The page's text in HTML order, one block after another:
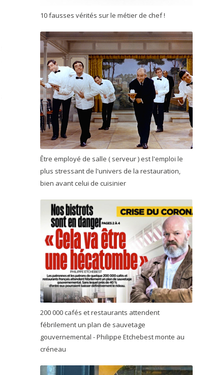
10 fausses vérités sur le métier de chef !
Être employé de salle ( serveur ) est l'emploi le
plus stressant de l'univers de la restauration,
bien avant celui de cuisinier
200 000 cafés et restaurants attendent
fébrilement un plan de sauvetage
gouvernemental - Philippe Etchebest monte au
créneau